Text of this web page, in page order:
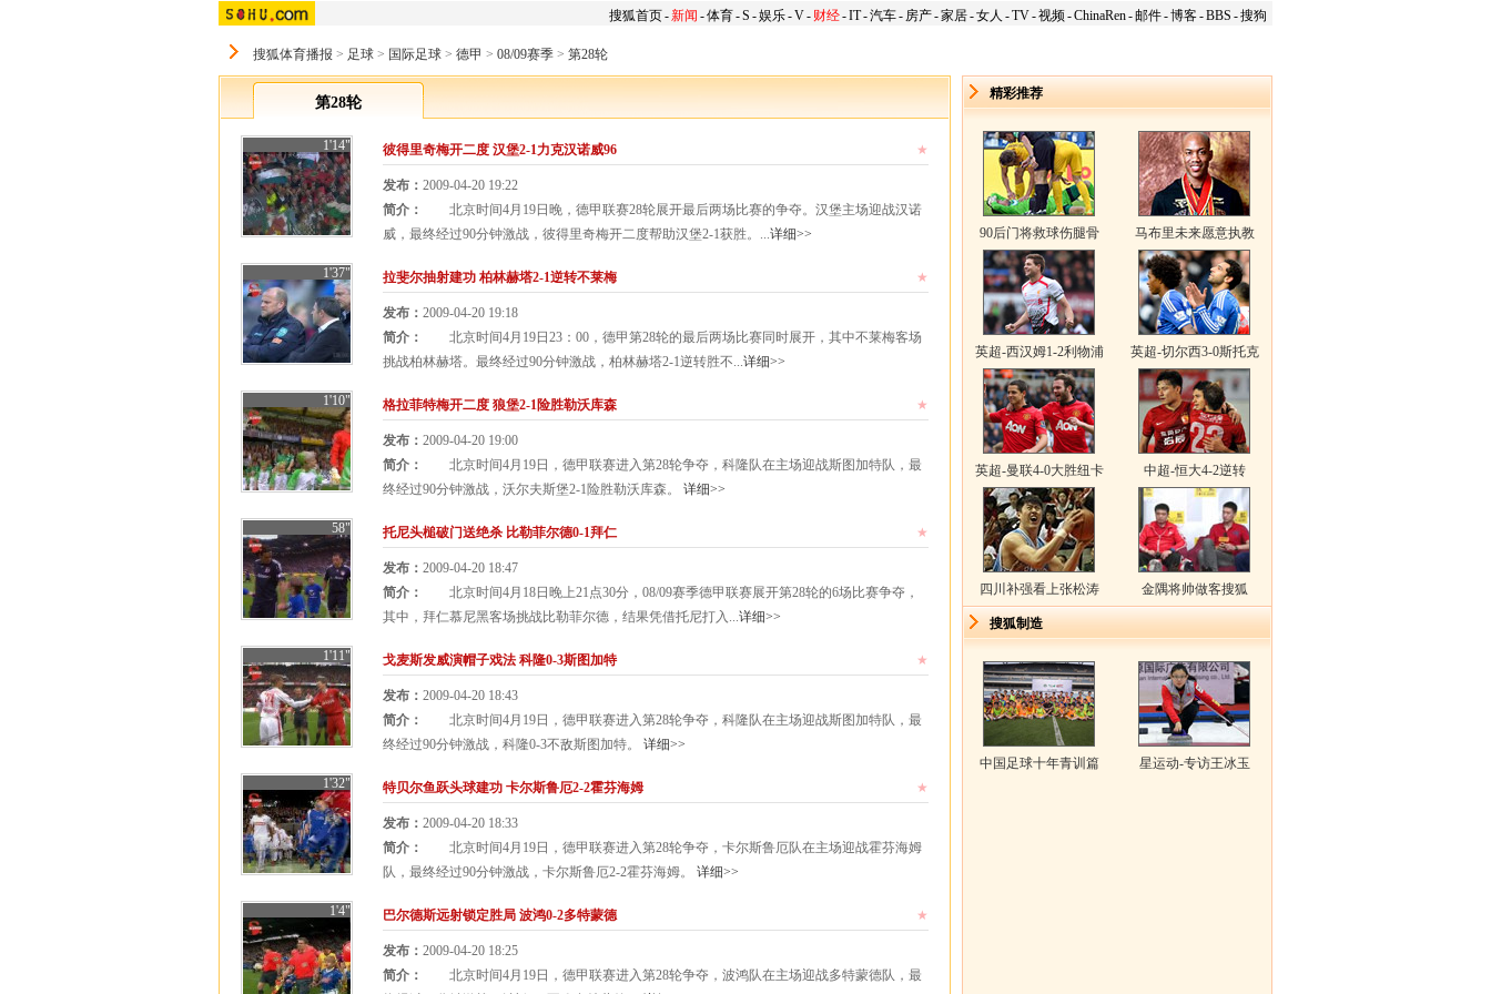
搜狐首页-新闻 -体育-S -娱乐-V- 财经-IT-汽车- 房产-家居-女人 -TV-视频-ChinaRen-邮件-博客-BBS -搜狗
搜狐体育播报 > 足球 > 国际足球 > 德甲 > 08/09赛季 > 第28轮
第28轮
1'14" 彼得里奇梅开二度 汉堡2-1力克汉诺威96 ★
发布： 2009-04-20 19:22
简介：
北京时间4月19日晚，德甲联赛28轮展开最后两场比赛的争夺。汉堡主场迎战汉诺
威，最终经过90分钟激战，彼得里奇梅开二度帮助汉堡2-1获胜。...详细>>
1'37" 拉斐尔抽射建功 柏林赫塔2-1逆转不莱梅 ★
发布： 2009-04-20 19:18
简介：
北京时间4月19日23：00，德甲第28轮的最后两场比赛同时展开，其中不莱梅客场
挑战柏林赫塔。最终经过90分钟激战，柏林赫塔2-1逆转胜不...详细>>
1'10" 格拉菲特梅开二度 狼堡2-1险胜勒沃库森 ★
发布： 2009-04-20 19:00
简介：
北京时间4月19日，德甲联赛进入第28轮争夺，科隆队在主场迎战斯图加特队，最
终经过90分钟激战，沃尔夫斯堡2-1险胜勒沃库森。 详细>>
58" 托尼头槌破门送绝杀 比勒菲尔德0-1拜仁 ★
发布： 2009-04-20 18:47
简介：
北京时间4月18日晚上21点30分，08/09赛季德甲联赛展开第28轮的6场比赛争夺，
其中，拜仁慕尼黑客场挑战比勒菲尔德，结果凭借托尼打入...详细>>
1'11" 戈麦斯发威演帽子戏法 科隆0-3斯图加特 ★
发布： 2009-04-20 18:43
简介：
北京时间4月19日，德甲联赛进入第28轮争夺，科隆队在主场迎战斯图加特队，最
终经过90分钟激战，科隆0-3不敌斯图加特。 详细>>
1'32" 特贝尔鱼跃头球建功 卡尔斯鲁厄2-2霍芬海姆 ★
发布： 2009-04-20 18:33
简介：
北京时间4月19日，德甲联赛进入第28轮争夺，卡尔斯鲁厄队在主场迎战霍芬海姆
队，最终经过90分钟激战，卡尔斯鲁厄2-2霍芬海姆。 详细>>
1'4" 巴尔德斯远射锁定胜局 波鸿0-2多特蒙德 ★
发布： 2009-04-20 18:25
简介：
北京时间4月19日，德甲联赛进入第28轮争夺，波鸿队在主场迎战多特蒙德队，最
精彩推荐
90后门将救球伤腿骨 马布里未来愿意执教
英超-西汉姆1-2利物浦 英超-切尔西3-0斯托克
英超-曼联4-0大胜纽卡 中超-恒大4-2逆转
四川补强看上张松涛 金隅将帅做客搜狐
搜狐制造
中国足球十年青训篇 星运动-专访王冰玉